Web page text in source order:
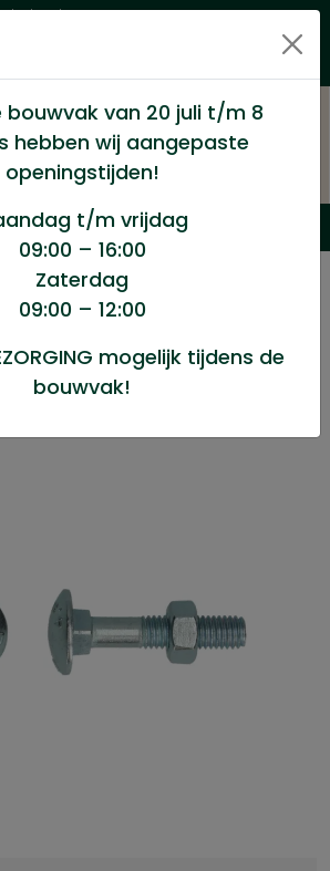
met een eerlijke prijs
/
doos 25stuks
doos 25stuks
bouwvak van 20 juli t/m 8
hebben wij aangepaste
openingstijden!
t/m vrijdag
09:00 – 16:00
Zaterdag
09:00 – 12:00
mogelijk tijdens de
bouwvak!